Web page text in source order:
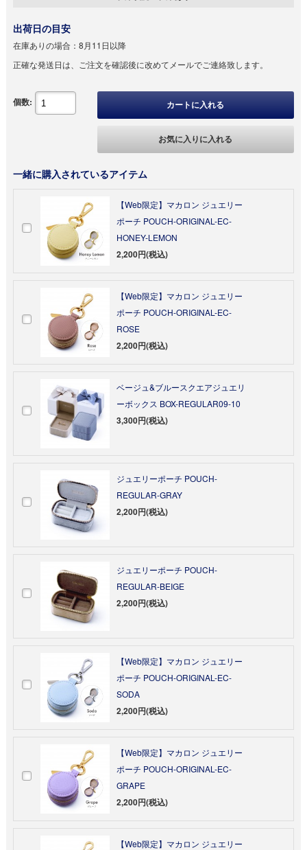
出荷日の目安
在庫ありの場合： 8月11日以降
正確な発送日は、ご注文を確認後に改めてメールでご連絡致します。
個数: カートに入れる
お気に入りに入れる
一緒に購入されているアイテム
【Web限定】マカロン ジュエリー
ポーチ POUCH-ORIGINAL-EC-
HONEY-LEMON
2,200円(税込)
【Web限定】マカロン ジュエリー
ポーチ POUCH-ORIGINAL-EC-
ROSE
2,200円(税込)
ベージュ&ブルースクエアジュエリ
ーボックス BOX-REGULAR09-10
3,300円(税込)
ジュエリーポーチ POUCH-
REGULAR-GRAY
2,200円(税込)
ジュエリーポーチ POUCH-
REGULAR-BEIGE
2,200円(税込)
【Web限定】マカロン ジュエリー
ポーチ POUCH-ORIGINAL-EC-
SODA
2,200円(税込)
【Web限定】マカロン ジュエリー
ポーチ POUCH-ORIGINAL-EC-
GRAPE
2,200円(税込)
【Web限定】マカロン ジュエリー